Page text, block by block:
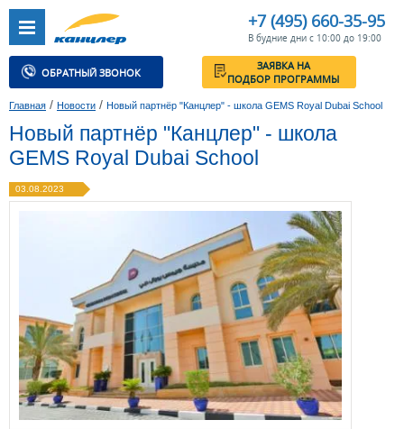
+7 (495) 660-35-95
В будние дни с 10:00 до 19:00
ОБРАТНЫЙ ЗВОНОК
ЗАЯВКА НА
ПОДБОР ПРОГРАММЫ
Главная / Новости / Новый партнёр "Канцлер" - школа GEMS Royal Dubai School
Новый партнёр "Канцлер" - школа
GEMS Royal Dubai School
03.08.2023